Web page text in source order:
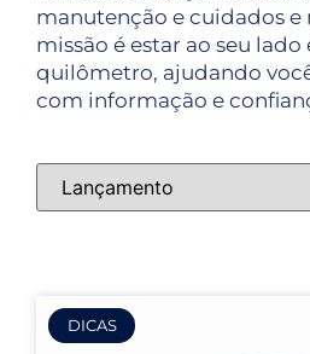
manutenção e cuidados e
missão é estar ao seu lado
quilômetro, ajudando
com informação e
DICAS